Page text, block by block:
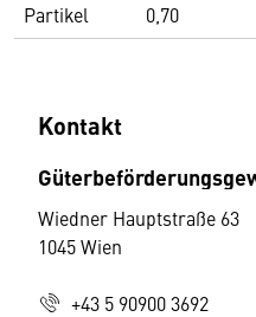
Partikel
0,70
Kontakt
Wiedner Hauptstraße 63
1045 Wien
+43 5 90900 3692